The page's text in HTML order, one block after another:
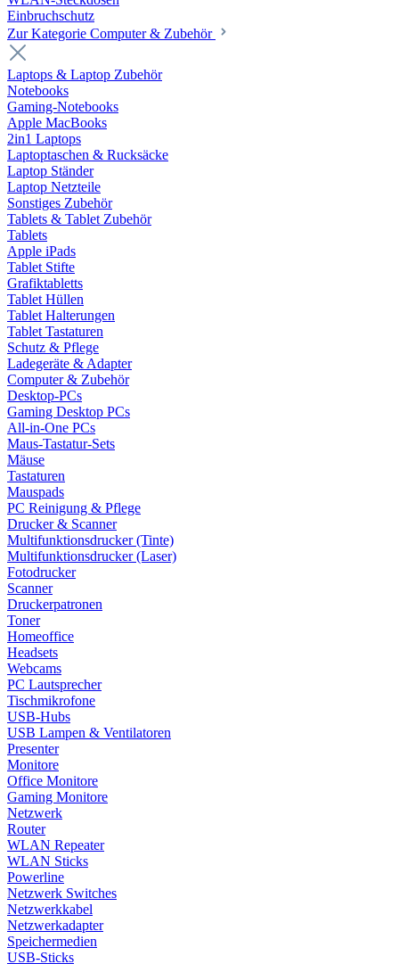
Einbruchschutz
Zur Kategorie Computer & Zubehör
Laptops & Laptop Zubehör
Notebooks
Gaming-Notebooks
Apple MacBooks
2in1 Laptops
Laptoptaschen & Rucksäcke
Laptop Ständer
Laptop Netzteile
Sonstiges Zubehör
Tablets & Tablet Zubehör
Tablets
Apple iPads
Tablet Stifte
Grafiktabletts
Tablet Hüllen
Tablet Halterungen
Tablet Tastaturen
Schutz & Pflege
Ladegeräte & Adapter
Computer & Zubehör
Desktop-PCs
Gaming Desktop PCs
All-in-One PCs
Maus-Tastatur-Sets
Mäuse
Tastaturen
Mauspads
PC Reinigung & Pflege
Drucker & Scanner
Multifunktionsdrucker (Tinte)
Multifunktionsdrucker (Laser)
Fotodrucker
Scanner
Druckerpatronen
Toner
Homeoffice
Headsets
Webcams
PC Lautsprecher
Tischmikrofone
USB-Hubs
USB Lampen & Ventilatoren
Presenter
Monitore
Office Monitore
Gaming Monitore
Netzwerk
Router
WLAN Repeater
WLAN Sticks
Powerline
Netzwerk Switches
Netzwerkkabel
Netzwerkadapter
Speichermedien
USB-Sticks